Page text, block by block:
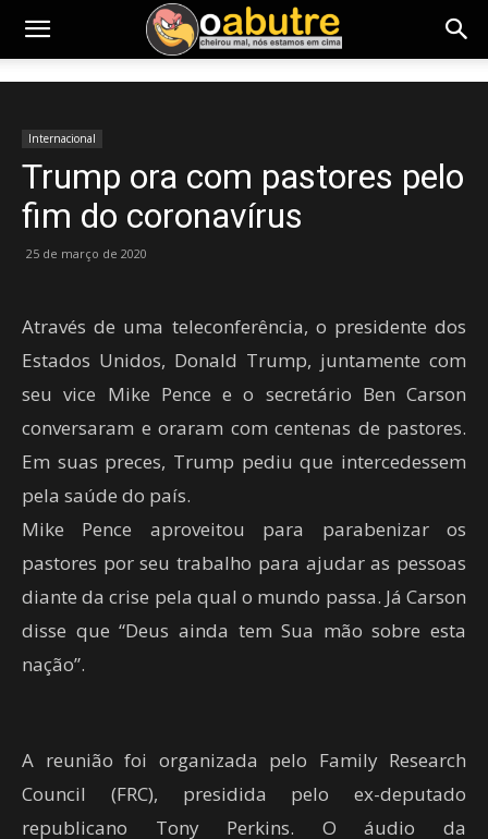
Internacional
Trump ora com pastores pelo
fim do coronavírus
25 de março de 2020
Através de uma teleconferência, o presidente dos
Estados Unidos, Donald Trump, juntamente com
seu vice Mike Pence e o secretário Ben Carson
conversaram e oraram com centenas de pastores.
Em suas preces, Trump pediu que intercedessem
pela saúde do país.
Mike Pence aproveitou para parabenizar os
pastores por seu trabalho para ajudar as pessoas
diante da crise pela qual o mundo passa. Já Carson
disse que “Deus ainda tem Sua mão sobre esta
nação”.
A reunião foi organizada pelo Family Research
Council (FRC), presidida pelo ex-deputado
republicano Tony Perkins. O áudio da